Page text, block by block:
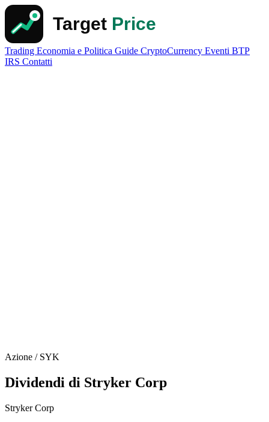
Trading Economia e Politica Guide CryptoCurrency Eventi BTP
IRS Contatti
Azione / SYK
Dividendi di Stryker Corp
Stryker Corp